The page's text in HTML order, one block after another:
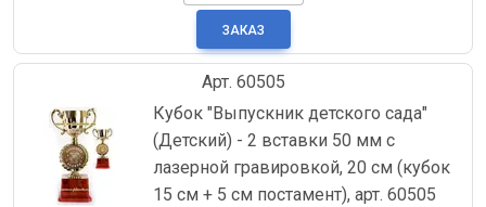
Арт. 60505
Кубок "Выпускник детского сада"
(Детский) - 2 вставки 50 мм с
лазерной гравировкой, 20 см (кубок
15 см + 5 см постамент), арт. 60505